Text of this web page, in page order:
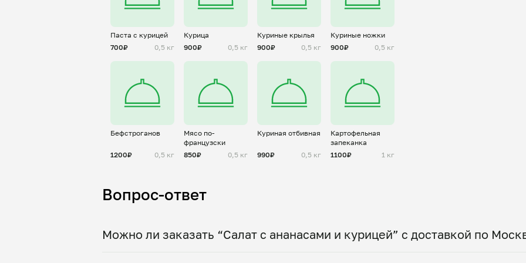
Паста с курицей
700₽
0,5 кг
Курица
900₽
0,5 кг
Куриные крылья
900₽
0,5 кг
Куриные ножки
900₽
0,5 кг
Бефстроганов
1200₽ 0,5 кг
Мясо по-
французски
850₽
0,5 кг
Куриная отбивная
990₽ 0,5 кг
Картофельная
запеканка
1100₽
1 кг
Вопрос-ответ
Можно ли заказать “Салат с ананасами и курицей” с доставкой по